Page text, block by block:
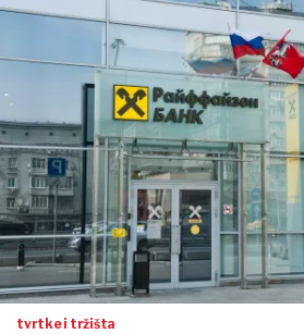
tvrtke i tržišta